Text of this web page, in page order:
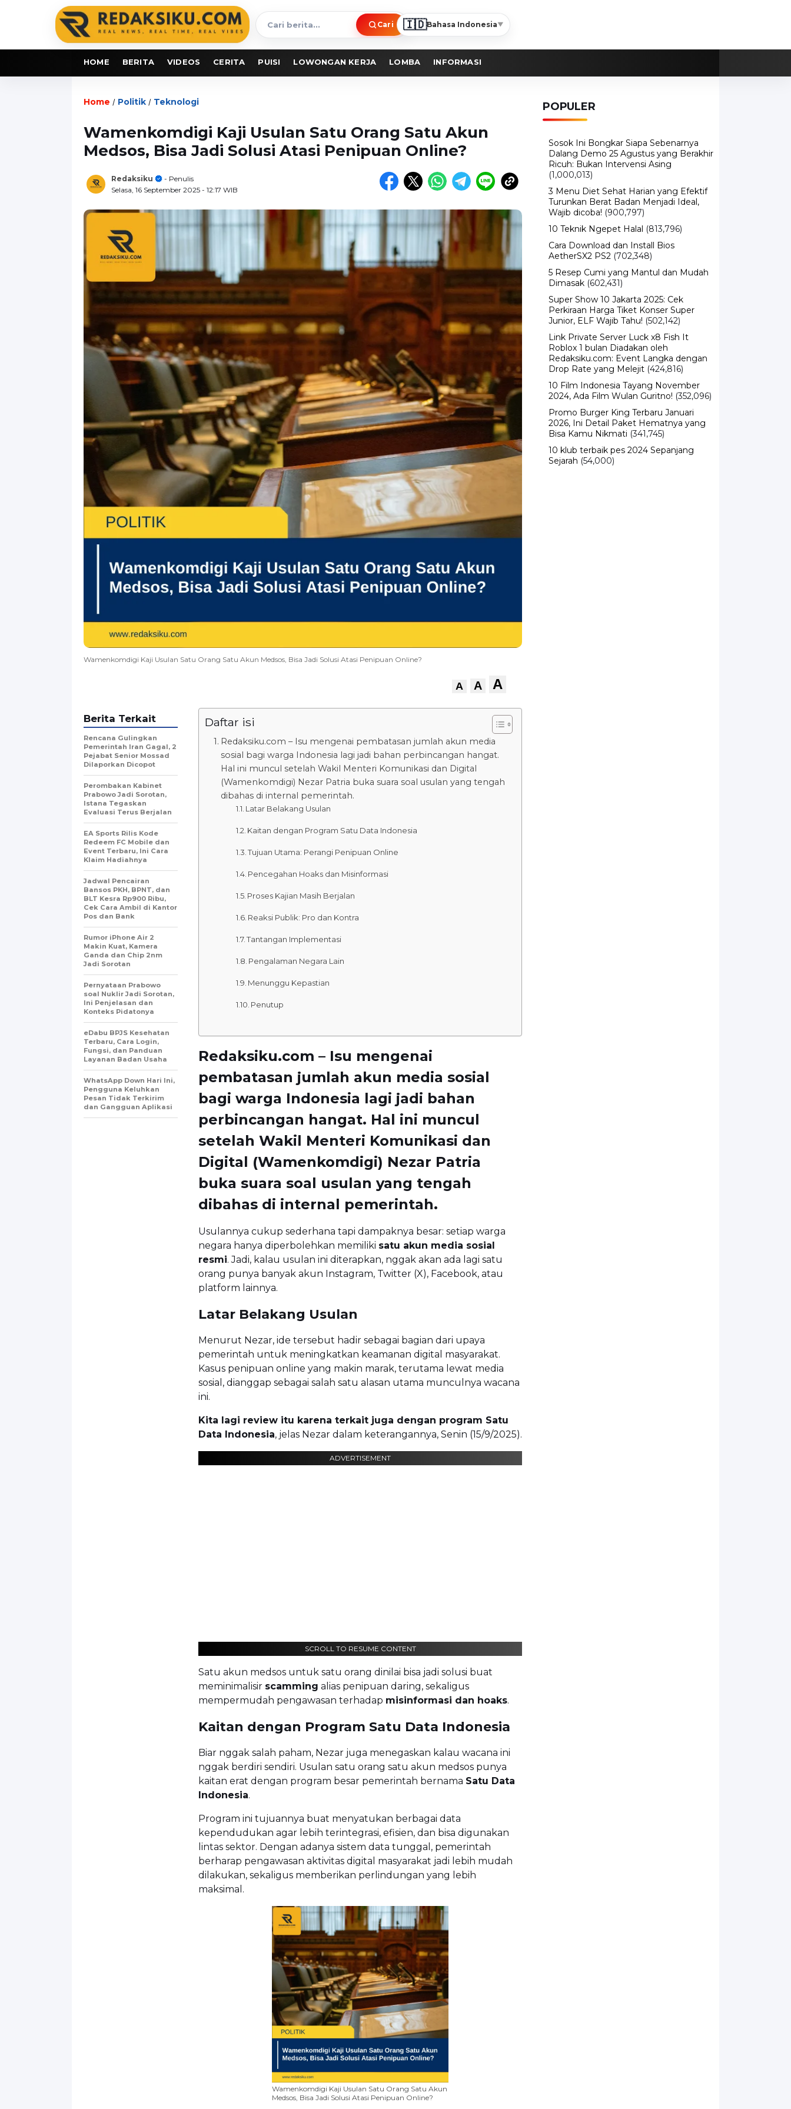
Cari
berita
Cari 🇮🇩Bahasa Indonesia▼
HOME BERITA VIDEOS CERITA PUISI LOWONGAN KERJA LOMBA INFORMASI
Home / Politik / Teknologi
Wamenkomdigi Kaji Usulan Satu Orang Satu Akun
Medsos, Bisa Jadi Solusi Atasi Penipuan Online?
Redaksiku
- Penulis
Selasa, 16 September 2025 - 12:17 WIB
Wamenkomdigi Kaji Usulan Satu Orang Satu Akun Medsos, Bisa Jadi Solusi Atasi Penipuan Online?
A A A
Daftar isi
Redaksiku.com – Isu mengenai pembatasan jumlah akun media
sosial bagi warga Indonesia lagi jadi bahan perbincangan hangat.
Hal ini muncul setelah Wakil Menteri Komunikasi dan Digital
(Wamenkomdigi) Nezar Patria buka suara soal usulan yang tengah
dibahas di internal pemerintah.
Latar Belakang Usulan
Kaitan dengan Program Satu Data Indonesia
Tujuan Utama: Perangi Penipuan Online
Pencegahan Hoaks dan Misinformasi
Proses Kajian Masih Berjalan
Reaksi Publik: Pro dan Kontra
Tantangan Implementasi
Pengalaman Negara Lain
Menunggu Kepastian
Penutup
Redaksiku.com – Isu mengenai
pembatasan jumlah akun media sosial
bagi warga Indonesia lagi jadi bahan
perbincangan hangat. Hal ini muncul
setelah Wakil Menteri Komunikasi dan
Digital (Wamenkomdigi) Nezar Patria
buka suara soal usulan yang tengah
dibahas di internal pemerintah.
Usulannya cukup sederhana tapi dampaknya besar: setiap warga
negara hanya diperbolehkan memiliki satu akun media sosial
resmi. Jadi, kalau usulan ini diterapkan, nggak akan ada lagi satu
orang punya banyak akun Instagram, Twitter (X), Facebook, atau
platform lainnya.
Latar Belakang Usulan
Menurut Nezar, ide tersebut hadir sebagai bagian dari upaya
pemerintah untuk meningkatkan keamanan digital masyarakat.
Kasus penipuan online yang makin marak, terutama lewat media
sosial, dianggap sebagai salah satu alasan utama munculnya wacana
ini.
Kita lagi review itu karena terkait juga dengan program Satu
Data Indonesia, jelas Nezar dalam keterangannya, Senin (15/9/2025).
ADVERTISEMENT
SCROLL TO RESUME CONTENT
Satu akun medsos untuk satu orang dinilai bisa jadi solusi buat
meminimalisir scamming alias penipuan daring, sekaligus
mempermudah pengawasan terhadap misinformasi dan hoaks.
Kaitan dengan Program Satu Data Indonesia
Biar nggak salah paham, Nezar juga menegaskan kalau wacana ini
nggak berdiri sendiri. Usulan satu orang satu akun medsos punya
kaitan erat dengan program besar pemerintah bernama Satu Data
Indonesia.
Program ini tujuannya buat menyatukan berbagai data
kependudukan agar lebih terintegrasi, efisien, dan bisa digunakan
lintas sektor. Dengan adanya sistem data tunggal, pemerintah
berharap pengawasan aktivitas digital masyarakat jadi lebih mudah
dilakukan, sekaligus memberikan perlindungan yang lebih
maksimal.
Wamenkomdigi Kaji Usulan Satu Orang Satu Akun
Medsos, Bisa Jadi Solusi Atasi Penipuan Online?
Berita Terkait
Rencana Gulingkan
Pemerintah Iran Gagal, 2
Pejabat Senior Mossad
Dilaporkan Dicopot
Perombakan Kabinet
Prabowo Jadi Sorotan,
Istana Tegaskan
Evaluasi Terus Berjalan
EA Sports Rilis Kode
Redeem FC Mobile dan
Event Terbaru, Ini Cara
Klaim Hadiahnya
Jadwal Pencairan
Bansos PKH, BPNT, dan
BLT Kesra Rp900 Ribu,
Cek Cara Ambil di Kantor
Pos dan Bank
Rumor iPhone Air 2
Makin Kuat, Kamera
Ganda dan Chip 2nm
Jadi Sorotan
Pernyataan Prabowo
soal Nuklir Jadi Sorotan,
Ini Penjelasan dan
Konteks Pidatonya
eDabu BPJS Kesehatan
Terbaru, Cara Login,
Fungsi, dan Panduan
Layanan Badan Usaha
WhatsApp Down Hari Ini,
Pengguna Keluhkan
Pesan Tidak Terkirim
dan Gangguan Aplikasi
POPULER
Sosok Ini Bongkar Siapa Sebenarnya
Dalang Demo 25 Agustus yang Berakhir
Ricuh: Bukan Intervensi Asing
(1,000,013)
3 Menu Diet Sehat Harian yang Efektif
Turunkan Berat Badan Menjadi Ideal,
Wajib dicoba! (900,797)
10 Teknik Ngepet Halal (813,796)
Cara Download dan Install Bios
AetherSX2 PS2 (702,348)
5 Resep Cumi yang Mantul dan Mudah
Dimasak (602,431)
Super Show 10 Jakarta 2025: Cek
Perkiraan Harga Tiket Konser Super
Junior, ELF Wajib Tahu! (502,142)
Link Private Server Luck x8 Fish It
Roblox 1 bulan Diadakan oleh
Redaksiku.com: Event Langka dengan
Drop Rate yang Melejit (424,816)
10 Film Indonesia Tayang November
2024, Ada Film Wulan Guritno! (352,096)
Promo Burger King Terbaru Januari
2026, Ini Detail Paket Hematnya yang
Bisa Kamu Nikmati (341,745)
10 klub terbaik pes 2024 Sepanjang
Sejarah (54,000)